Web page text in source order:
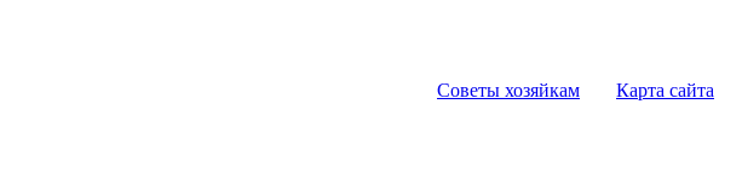
Советы хозяйкам Карта сайта